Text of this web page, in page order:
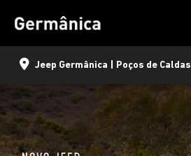
Jeep Germânica | Poços de Caldas